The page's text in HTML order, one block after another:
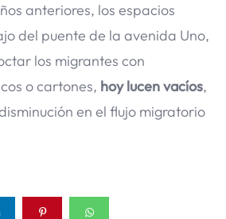
anteriores, los espacios
del puente de la avenida Uno,
los migrantes con
o cartones, hoy lucen vacíos,
en el flujo migratorio